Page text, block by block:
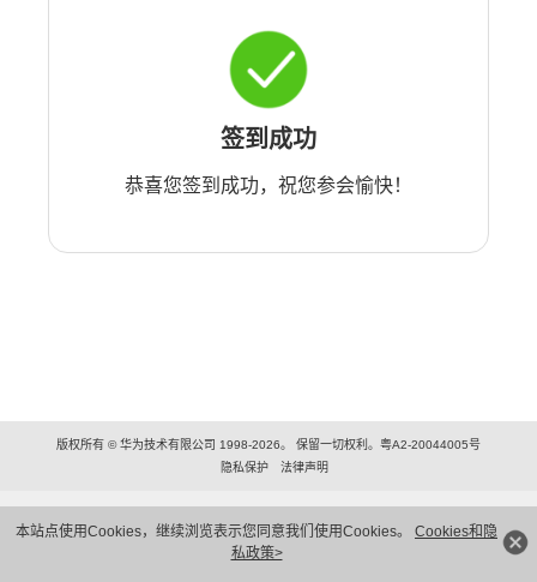
本站点使用Cookies，继续浏览表示您同意我们使用Cookies。 Cookies和隐
私政策>
签到成功
恭喜您签到成功，祝您参会愉快！
版权所有 © 华为技术有限公司 1998-2026。 保留一切权利。粤A2-20044005号
隐私保护
法律声明